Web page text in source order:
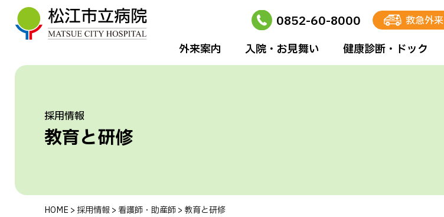
0852-60-8000 救急外来
外来案内 ⼊院・お⾒舞い 健康診断・ドック
採用情報
教育と研修
HOME >採用情報> 看護師・助産師> 教育と研修